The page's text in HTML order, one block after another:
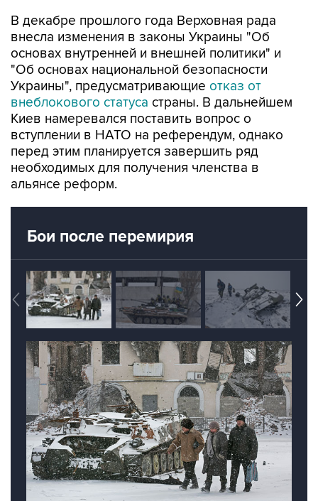
В декабре прошлого года Верховная рада
внесла изменения в законы Украины "Об
основах внутренней и внешней политики" и
"Об основах национальной безопасности
Украины", предусматривающие отказ от
внеблокового статуса страны. В дальнейшем
Киев намеревался поставить вопрос о
вступлении в НАТО на референдум, однако
перед этим планируется завершить ряд
необходимых для получения членства в
альянсе реформ.
Бои после перемирия